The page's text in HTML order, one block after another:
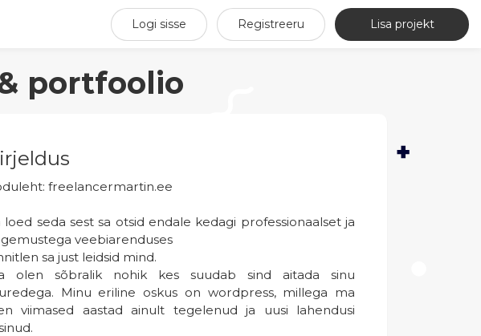
Logi sisse Registreeru Lisa projekt
portfoolio
freelancermartin.ee
loed seda sest sa otsid endale kedagi professionaalset ja
veebiarenduses
sa just leidsid mind.
olen sõbralik nohik kes suudab sind aitada sinu
Minu eriline oskus on wordpress, millega ma
viimased aastad ainult tegelenud ja uusi lahendusi